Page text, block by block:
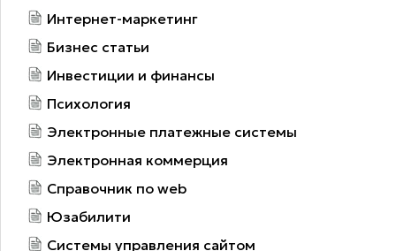
Интернет-маркетинг
Бизнес статьи
Инвестиции и финансы
Психология
Электронные платежные системы
Электронная коммерция
Справочник по web
Юзабилити
Системы управления сайтом